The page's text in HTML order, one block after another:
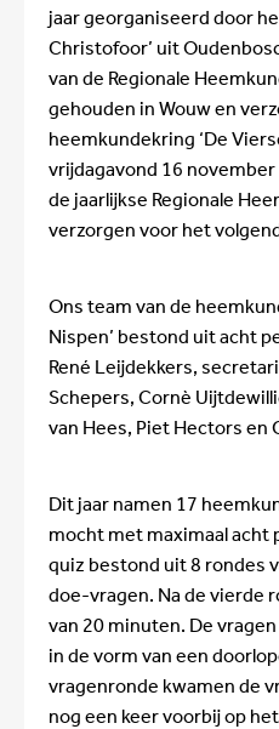
jaar georganiseerd door
Christofoor’ uit
van de Regionale
gehouden in Wouw en
heemkundekring ‘De
vrijdagavond 16 november
de jaarlijkse Regionale
verzorgen voor het
Ons team van de
Nispen’ bestond uit acht
René Leijdekkers,
Schepers, Cornè
van Hees, Piet Hectors en
Dit jaar namen 17
mocht met maximaal acht
quiz bestond uit 8 rondes
doe-vragen. Na de vierde
van 20 minuten. De
in de vorm van een
vragenronde kwamen de
nog een keer voorbij op